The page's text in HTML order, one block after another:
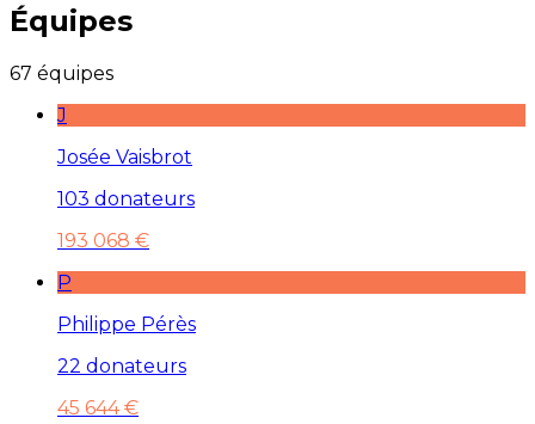
Équipes
67 équipes
J
Josée Vaisbrot
103 donateurs
193 068 €
P
Philippe Pérès
22 donateurs
45 644 €